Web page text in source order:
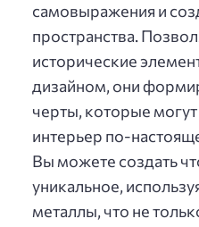
самовыражения и
пространства.
исторические
дизайном, они
черты, которые
интерьер по-
Вы можете создать
уникальное,
металлы, что не